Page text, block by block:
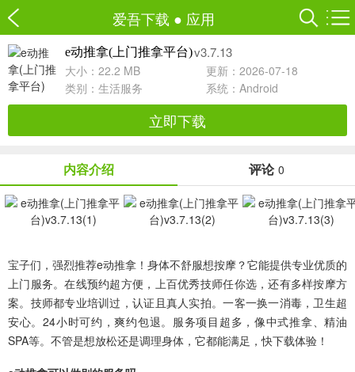
爱吾下载 ● 应用
e动推拿(上门推拿平台)v3.7.13
大小：22.2 MB
更新：2026-07-18
类别： 生活服务 系统：Android
立即下载
内容介绍 评论 0
宝子们，强烈推荐e动推拿！身体不舒服想按摩？它能提供专业优质的
上门服务。在线预约超方便，上百优秀技师任你选，还有多样按摩方
案。技师都专业培训过，认证且真人实拍。一客一换一消毒，卫生超
安心。24小时可约，爽约包退。服务项目超多，像中式推拿、精油
SPA等。不管是想放松还是调理身体，它都能满足，快下载体验！